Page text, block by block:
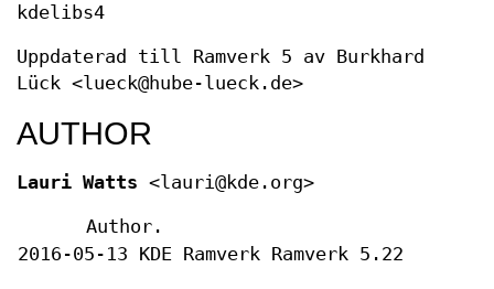
kdelibs4
Uppdaterad till Ramverk 5 av Burkhard
Lück <lueck@hube-lueck.de>
AUTHOR
Lauri Watts <lauri@kde.org>
Author.
2016-05-13
KDE Ramverk Ramverk 5.22